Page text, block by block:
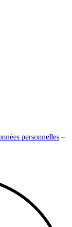
personnelles –